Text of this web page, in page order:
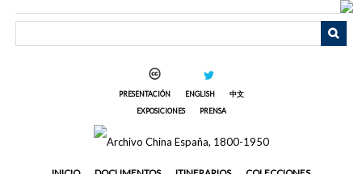
PRESENTACIÓN ENGLISH
中文
EXPOSICIONES
PRENSA